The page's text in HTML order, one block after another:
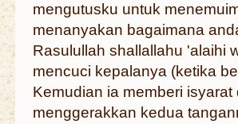
mengutusku untuk
menanyakan bagaimana
Rasulullah shallallahu 'alaihi
mencuci kepalanya (ketika
Kemudian ia memberi isyarat
menggerakkan kedua